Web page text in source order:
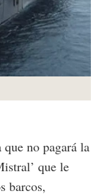
no pagará la
que le
barcos,